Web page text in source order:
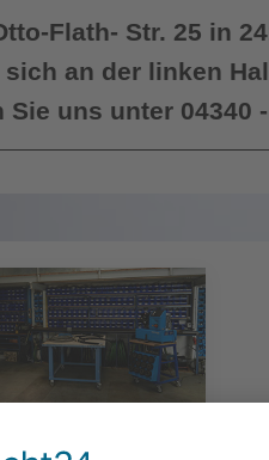
Flath- Str. 25 in
an der linken
uns unter 04340